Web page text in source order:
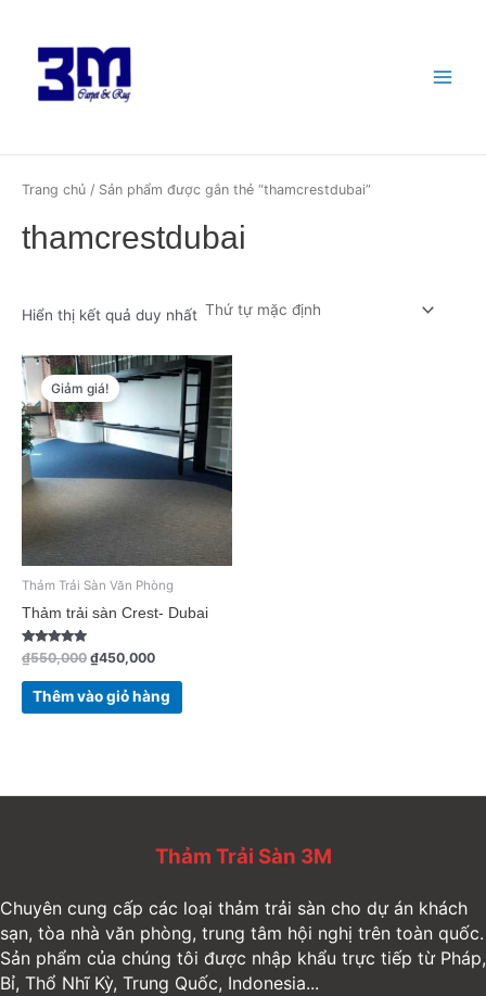
Trang chủ / Sản phẩm được gắn thẻ “thamcrestdubai”
thamcrestdubai
Hiển thị kết quả duy nhất
Giảm giá!
Thảm Trải Sàn Văn Phòng
Thảm trải sàn Crest- Dubai
Được xếp
hạng
4.75
5 sao
₫550,000
Giá
gốc
là:
₫550,000.
₫450,000
Giá
hiện
₫450,000.
Thêm vào giỏ hàng
Thảm Trải Sàn 3M
Chuyên cung cấp các loại thảm trải sàn cho dự án khách
sạn, tòa nhà văn phòng, trung tâm hội nghị trên toàn quốc.
Sản phẩm của chúng tôi được nhập khẩu trực tiếp từ Pháp,
Bỉ, Thổ Nhĩ Kỳ, Trung Quốc, Indonesia...